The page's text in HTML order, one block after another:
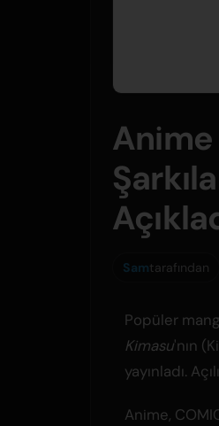
Anime
Samtarafından
Popüler
Kimasu'nın
yayınladı.
Anime,